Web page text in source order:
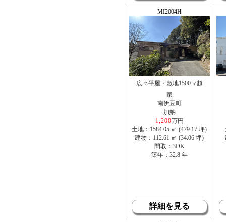
MI2004H
広々平屋・敷地1500㎡超
家
南伊豆町
加納
1,200万円
土地：1584.05 ㎡ (479.17 坪)
建物：112.61 ㎡ (34.06 坪)
間取：3DK
築年：32.8 年
詳細を見る